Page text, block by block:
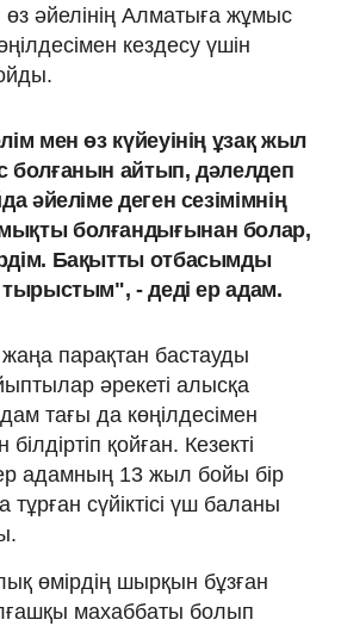
әйелінің Алматыға жұмыс
кездесу үшін
мен өз күйеуінің ұзақ жыл
болғанын айтып, дәлелдеп
әйеліме деген сезімімнің
болғандығынан болар,
Бақытты отбасымды
тырыстым", - деді ер адам.
парақтан бастауды
әрекеті алысқа
тағы да көңілдесімен
қойған. Кезекті
адамның 13 жыл бойы бір
сүйіктісі үш баланы
өмірдің шырқын бұзған
махаббаты болып